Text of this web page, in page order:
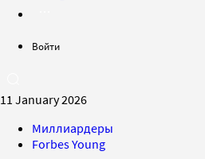
Войти
11 January 2026
Миллиардеры
Forbes Young